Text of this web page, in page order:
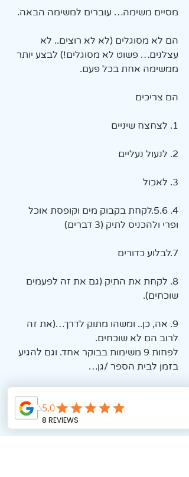
מסיים משימה… עוברים למשימה הבאה.
הם לא מסוגלים (לא לא רוצים.. לא
עצלנים… פשוט לא מסוגלים!) לבצע יותר
ממשימה אחת בכל פעם.
הם צריכים
1. לצחצח שיניים
2. לנעול נעליים
3. לאכול
4. 5.6.לקחת בקבוק מים וקופסת אוכל
ופרי ולהכניס לתיק (3 דברים)
7.לבלוע כדורים
8. לקחת את התיק (גם את זה לפעמים
שוכחים).
9. אה, כן.. ומשהו מתוק לדרך…(את זה
לרוב הם לא שוכחים.
לפחות 9 משימות בבוקר אחד. וגם להגיע
בזמן לבית הספר /גן…
וואלה כמה אפשר לצפות מילד.. ועוד
אז משימה אחת בכל פעם.